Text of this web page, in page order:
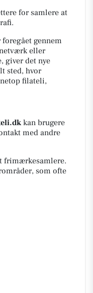
for samlere at
gennem
eller
giver det nye
sted, hvor
filateli,
kan brugere
med andre
frimærkesamlere.
som ofte